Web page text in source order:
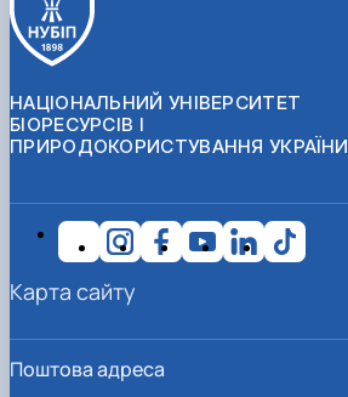
НАЦІОНАЛЬНИЙ УНІВЕРСИТЕТ
БІОРЕСУРСІВ І
ПРИРОДОКОРИСТУВАННЯ УКРАЇНИ
Поштова адреса
Карта сайту